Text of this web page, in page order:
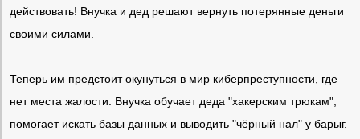
действовать! Внучка и дед решают вернуть потерянные деньги
своими силами.
Теперь им предстоит окунуться в мир киберпреступности, где
нет места жалости. Внучка обучает деда "хакерским трюкам",
помогает искать базы данных и выводить "чёрный нал" у барыг.